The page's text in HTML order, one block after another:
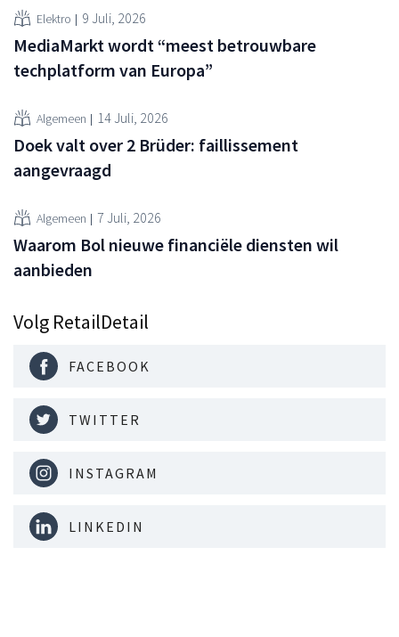
Elektro 9 Juli, 2026
MediaMarkt wordt “meest betrouwbare
techplatform van Europa”
Algemeen 14 Juli, 2026
Doek valt over 2 Brüder: faillissement
aangevraagd
Algemeen 7 Juli, 2026
Waarom Bol nieuwe financiële diensten wil
aanbieden
Volg RetailDetail
FACEBOOK
TWITTER
INSTAGRAM
LINKEDIN